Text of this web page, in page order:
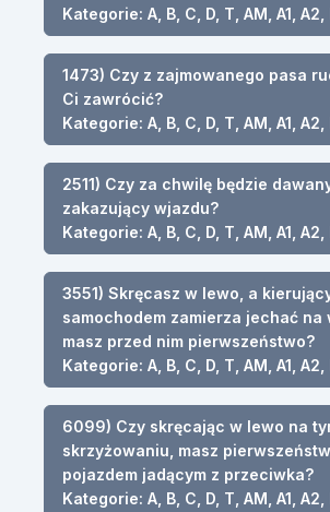
Kategorie: A, B, C, D, T, AM, A1, A2,
1473) Czy z zajmowanego pasa
Ci zawrócić?
Kategorie: A, B, C, D, T, AM, A1, A2,
2511) Czy za chwilę będzie
zakazujący wjazdu?
Kategorie: A, B, C, D, T, AM, A1, A2,
3551) Skręcasz w lewo, a
samochodem zamierza jechać na
masz przed nim pierwszeństwo?
Kategorie: A, B, C, D, T, AM, A1, A2,
6099) Czy skręcając w lewo na
skrzyżowaniu, masz
pojazdem jadącym z przeciwka?
Kategorie: A, B, C, D, T, AM, A1, A2,